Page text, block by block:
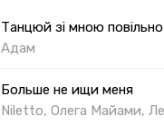
Танцюй зі мною повільно
Адам
Больше не ищи меня